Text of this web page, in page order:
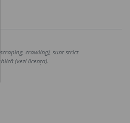
crawling), sunt strict
(vezi licența).